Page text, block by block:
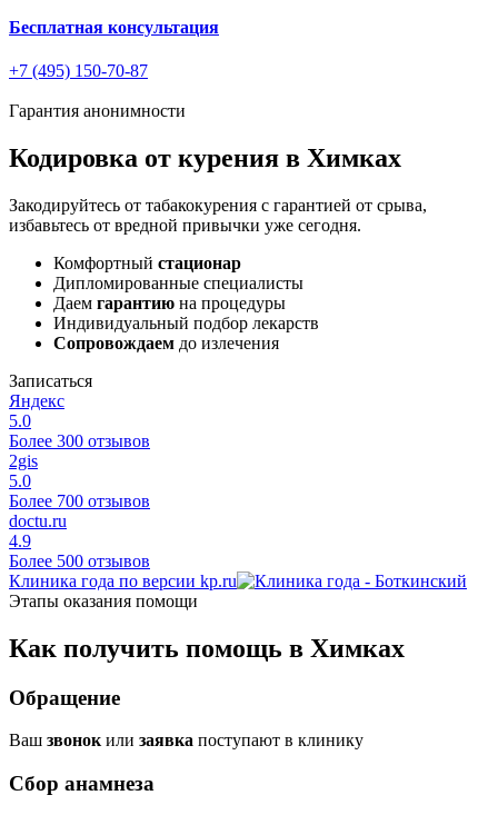
Бесплатная консультация
+7 (495) 150-70-87
Гарантия анонимности
Кодировка от курения в Химках
Закодируйтесь от табакокурения с гарантией от срыва,
избавьтесь от вредной привычки уже сегодня.
Комфортный стационар
Дипломированные специалисты
Даем гарантию на процедуры
Индивидуальный подбор лекарств
Сопровождаем до излечения
Записаться
Яндекс
5.0
Более 300 отзывов
2gis
5.0
Более 700 отзывов
doctu.ru
4.9
Более 500 отзывов
Клиника года по версии kp.ru
Этапы оказания помощи
Как получить помощь в Химках
Обращение
Ваш звонокили заявка поступают в клинику
Сбор анамнеза